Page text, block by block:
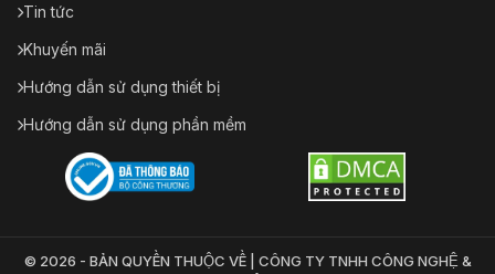
Tin tức
Khuyến mãi
Hướng dẫn sử dụng thiết bị
Hướng dẫn sử dụng phần mềm
© 2026 - BẢN QUYỀN THUỘC VỀ | CÔNG TY TNHH CÔNG NGHỆ &